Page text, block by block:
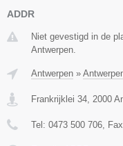
ADDR
Niet gevestigd in de
Antwerpen.
Antwerpen »
Frankrijklei 34, 2000
Tel: 0473 500 706,